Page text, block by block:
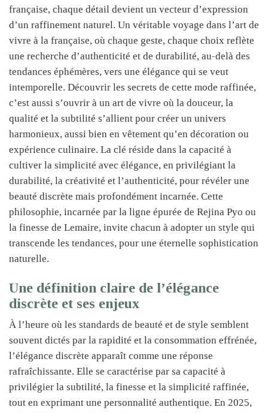
française, chaque détail devient un vecteur d’expression
d’un raffinement naturel. Un véritable voyage dans l’art de
vivre à la française, où chaque geste, chaque choix reflète
une recherche d’authenticité et de durabilité, au-delà des
tendances éphémères, vers une élégance qui se veut
intemporelle. Découvrir les secrets de cette mode raffinée,
c’est aussi s’ouvrir à un art de vivre où la douceur, la
qualité et la subtilité s’allient pour créer un univers
harmonieux, aussi bien en vêtement qu’en décoration ou
expérience culinaire. La clé réside dans la capacité à
cultiver la simplicité avec élégance, en privilégiant la
durabilité, la créativité et l’authenticité, pour révéler une
beauté discrète mais profondément incarnée. Cette
philosophie, incarnée par la ligne épurée de Rejina Pyo ou
la finesse de Lemaire, invite chacun à adopter un style qui
transcende les tendances, pour une éternelle sophistication
naturelle.
Une définition claire de l’élégance
discrète et ses enjeux
À l’heure où les standards de beauté et de style semblent
souvent dictés par la rapidité et la consommation effrénée,
l’élégance discrète apparaît comme une réponse
rafraîchissante. Elle se caractérise par sa capacité à
privilégier la subtilité, la finesse et la simplicité raffinée,
tout en exprimant une personnalité authentique. En 2025,